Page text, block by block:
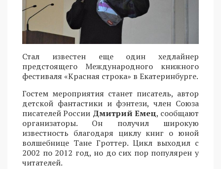
Стал известен еще один хедлайнер
предстоящего Международного книжного
фестиваля «Красная строка» в Екатеринбурге.
Гостем мероприятия станет писатель, автор
детской фантастики и фэнтези, член Союза
писателей России Дмитрий Емец, сообщают
организаторы. Он получил широкую
известность благодаря циклу книг о юной
волшебнице Тане Гроттер. Цикл выходил с
2002 по 2012 год, но до сих пор популярен у
читателей.